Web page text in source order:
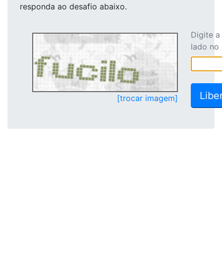
responda ao desafio abaixo.
[trocar imagem]
Digite
lado no